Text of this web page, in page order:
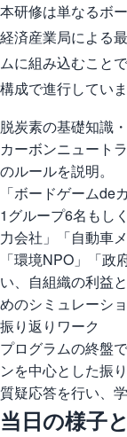
本研修は単なるボ
経済産業局による
ムに組み込むこと
構成で進行していま
脱炭素の基礎知識
カーボンニュート
のルールを説明。
「ボードゲームde
1グループ6名もし
力会社」「自動車
「環境NPO」「政
い、自組織の利益
めのシミュレーシ
振り返りワーク
プログラムの終盤
ンを中心とした振
質疑応答を行い、
当日の様子